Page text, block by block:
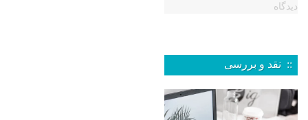
دیدگاه
:: نقد و بررسی